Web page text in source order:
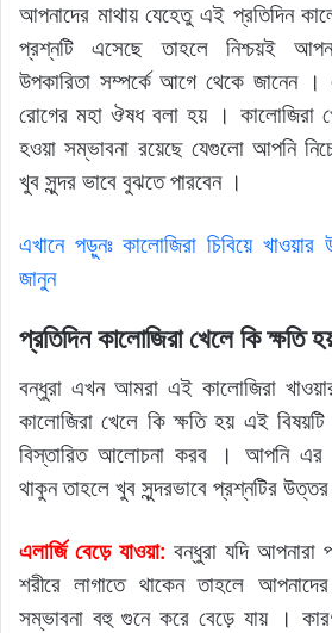
আপনাদের মাথায় যেহেতু এই প্রতিদিন
প্রশ্নটি এসেছে তাহলে নিশ্চয়ই
উপকারিতা সম্পর্কে আগে থেকে জানেন
রোগের মহা ঔষধ বলা হয় ।
হওয়া সম্ভাবনা রয়েছে যেগুলো আপনি
খুব সুন্দর ভাবে বুঝতে পারবেন ।
এখানে পড়ুনঃকালোজিরা চিবিয়ে খাওয়ার
জানুন
প্রতিদিন কালোজিরা খেলে কি ক্ষতি
বন্ধুরা এখন আমরা এই কালোজিরা
কালোজিরা খেলে কি ক্ষতি হয় এই বিষয়টি
বিস্তারিত আলোচনা করব । আপনি এর
থাকুন তাহলে খুব সুন্দরভাবে প্রশ্নটির উত্তর
এলার্জি বেড়ে যাওয়া:বন্ধুরা যদি আপনারা
শরীরে লাগাতে থাকেন তাহলে
সম্ভাবনা বহু গুনে করে বেড়ে যায় ।